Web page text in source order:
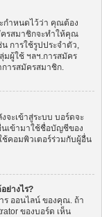
กำหนดไว้ว่า คุณต้อง
ครสมาชิกจะทำให้คุณ
การใช้รูปประจำตัว,
มผู้ใช้ ฯลฯ.การสมัคร
ารสมัครสมาชิก.
ะเข้าสู่ระบบ บอร์ดจะ
เข้ามาใช้ชื่อบัญชีของ
คอมพิวเตอร์ร่วมกับผู้อื่น
ย่างไร?
ออนไลน์ ของคุณ. ถ้า
ของบอร์ด เห็น